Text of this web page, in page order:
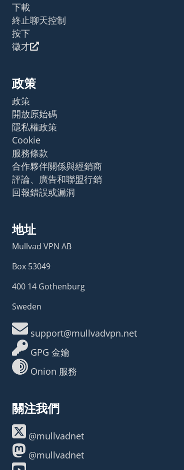
下載
終止聊天控制
按下
徵才
政策
政策
開放原始碼
隱私權政策
Cookie
服務條款
合作夥伴關係與經銷商
評論、廣告和聯盟行銷
回報錯誤或漏洞
地址
Mullvad VPN AB
Box 53049
400 14 Gothenburg
Sweden
support@mullvadvpn.net
GPG 金鑰
Onion 服務
關注我們
@mullvadnet
@mullvadnet